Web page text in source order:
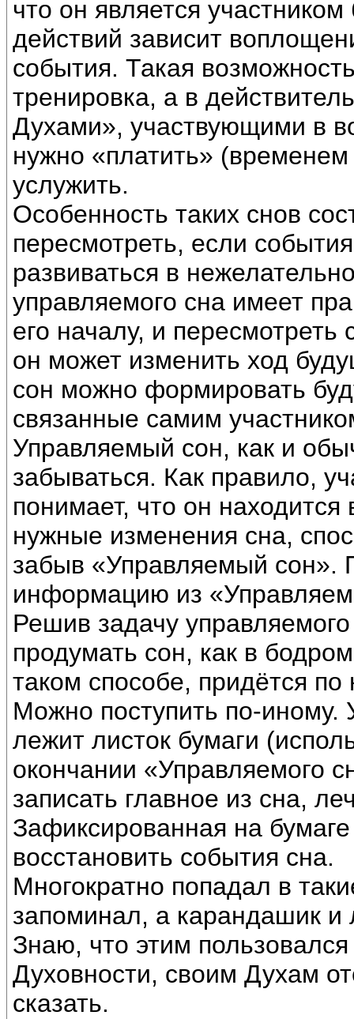
что он является
действий зависит
события. Такая
тренировка, а в
Духами», участвующими в
нужно «платить»
услужить.
Особенность таких снов
пересмотреть, если
развиваться в
управляемого сна имеет
его началу, и
он может изменить ход
сон можно формировать
связанные самим
Управляемый сон, как и
забываться. Как правило,
понимает, что он
нужные изменения сна,
забыв «Управляемый сон».
информацию из
Решив задачу
продумать сон, как в
таком способе, придётся
Можно поступить по-иному.
лежит листок бумаги
окончании «Управляемого
записать главное из сна,
Зафиксированная на
восстановить события сна.
Многократно попадал в
запоминал, а карандашик и
Знаю, что этим
Духовности, своим Духам
сказать.